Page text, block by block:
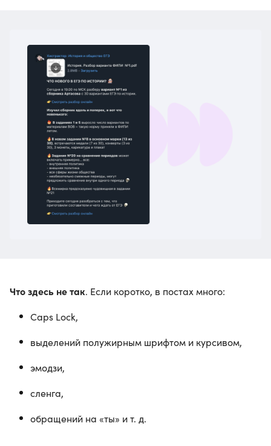
Что здесь не так. Если коротко, в постах много:
Caps Lock,
выделений полужирным шрифтом и курсивом,
эмодзи,
сленга,
обращений на «ты» и т. д.